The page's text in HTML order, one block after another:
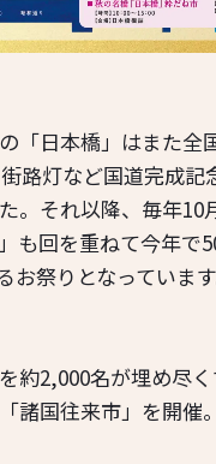
「日本橋」はまた全
路灯など国道完成
。それ以降、毎年
も回を重ねて今年で
祭りとなっています
約2,000名が埋め尽
諸国往来市」を開催。